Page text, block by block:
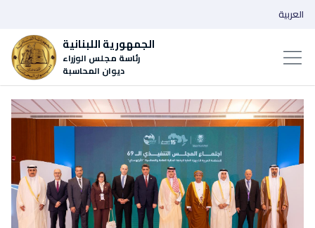
الجمهورية اللبنانية
رئاسة مجلس الوزراء
ديوان المحاسبة
العربية